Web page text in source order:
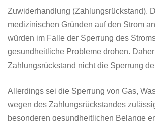
Zuwiderhandlung (Zahlungsrückstand).
medizinischen Gründen auf den Strom
würden im Falle der Sperrung des
gesundheitliche Probleme drohen.
Zahlungsrückstand nicht die Sperrung
Allerdings sei die Sperrung von Gas,
wegen des Zahlungsrückstandes
besonderen gesundheitlichen Belange